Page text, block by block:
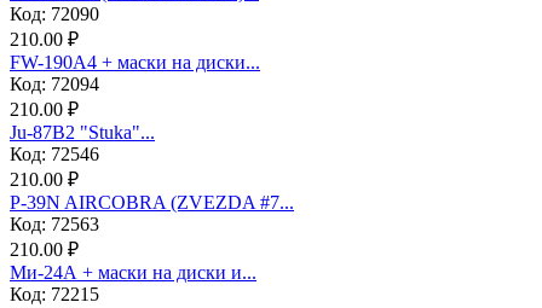
Код: 72090
210.00 ₽
FW-190A4 + маски на диски...
Код: 72094
210.00 ₽
Ju-87B2 "Stuka"...
Код: 72546
210.00 ₽
P-39N AIRCOBRA (ZVEZDA #7...
Код: 72563
210.00 ₽
Ми-24А + маски на диски и...
Код: 72215